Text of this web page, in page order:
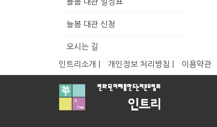
늘봄 대관 신청
오시는 길
인트리소개 | 개인정보 처리방침 | 이용약관